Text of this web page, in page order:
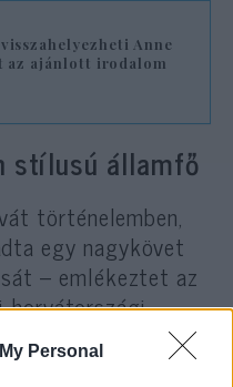
Personal
Anne
az ajánlott irodalom
stílusú államfő
történelemben,
egy nagykövet
– emlékeztet az
horvátországi
végén befejezi
hazájába.